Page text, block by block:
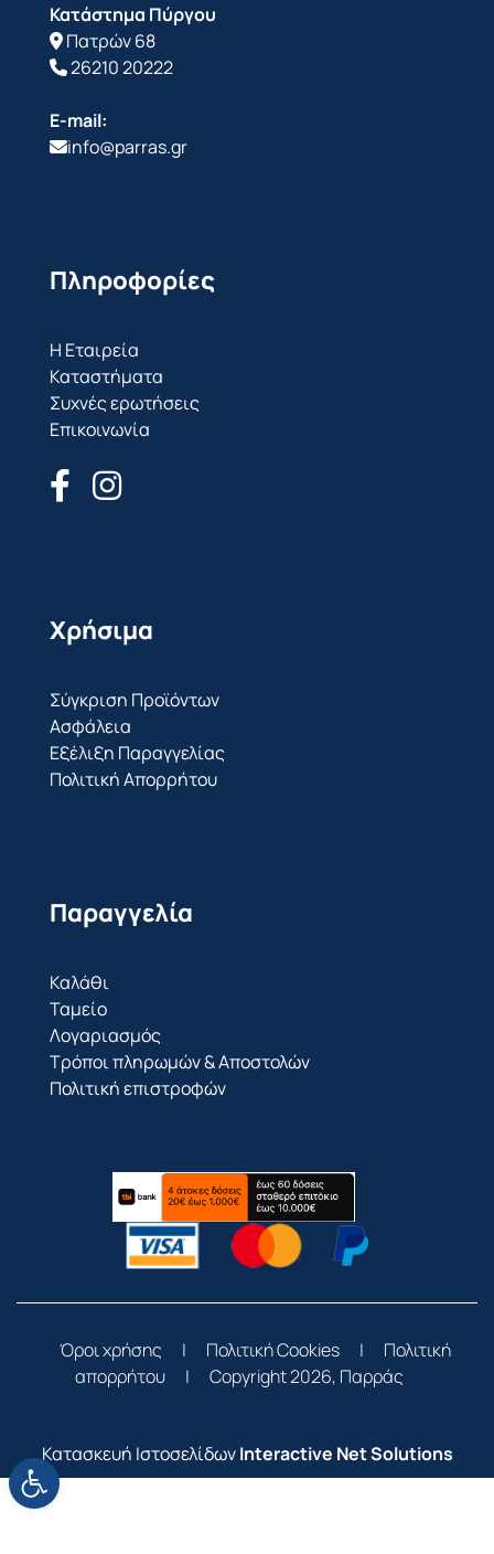
Ανοίξτε τη γραμμή εργαλείων
Κατάστημα Πύργου
Πατρών 68
26210 20222
E-mail:
info@parras.gr
Πληροφορίες
Η Εταιρεία
Καταστήματα
Συχνές ερωτήσεις
Επικοινωνία
Χρήσιμα
Σύγκριση Προϊόντων
Ασφάλεια
Εξέλιξη Παραγγελίας
Πολιτική Απορρήτου
Παραγγελία
Καλάθι
Ταμείο
Λογαριασμός
Τρόποι πληρωμών & Αποστολών
Πολιτική επιστροφών
Όροι χρήσης | Πολιτική Cookies |
Πολιτική
απορρήτου
| Copyright 2026, Παρράς
Κατασκευή ΙστοσελίδωνInteractive Net Solutions